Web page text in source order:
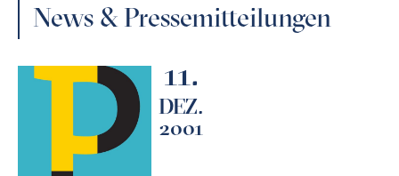
News & Pressemitteilungen
11.
DEZ.
2001